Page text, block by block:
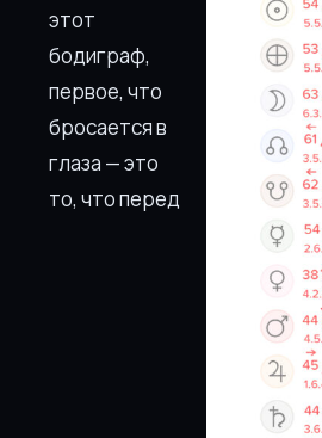
этот
бодиграф,
первое, что
бросается в
глаза — это
то, что перед